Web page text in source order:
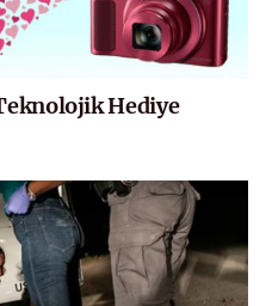
Hediye